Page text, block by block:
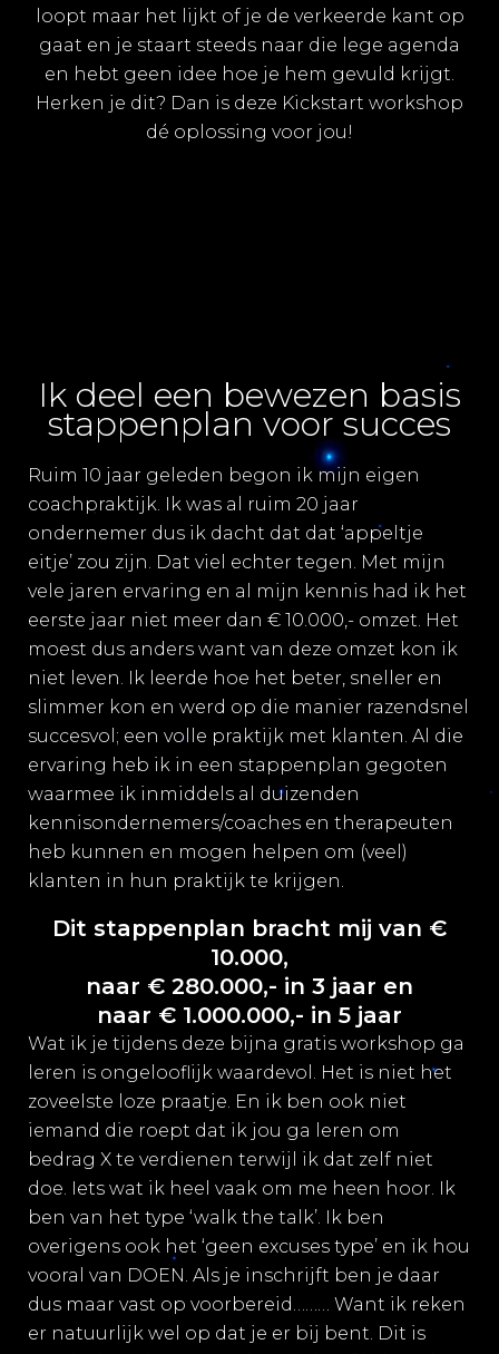
loopt maar het lijkt of je de verkeerde kant op
gaat en je staart steeds naar die lege agenda
en hebt geen idee hoe je hem gevuld krijgt.
Herken je dit? Dan is deze Kickstart workshop
dé oplossing voor jou!
Ik deel een bewezen basis
stappenplan voor succes
Ruim 10 jaar geleden begon ik mijn eigen
coachpraktijk. Ik was al ruim 20 jaar
ondernemer dus ik dacht dat dat ‘appeltje
eitje’ zou zijn. Dat viel echter tegen. Met mijn
vele jaren ervaring en al mijn kennis had ik het
eerste jaar niet meer dan € 10.000,- omzet. Het
moest dus anders want van deze omzet kon ik
niet leven. Ik leerde hoe het beter, sneller en
slimmer kon en werd op die manier razendsnel
succesvol; een volle praktijk met klanten. Al die
ervaring heb ik in een stappenplan gegoten
waarmee ik inmiddels al duizenden
kennisondernemers/coaches en therapeuten
heb kunnen en mogen helpen om (veel)
klanten in hun praktijk te krijgen.
Dit stappenplan bracht mij van €
10.000,
naar € 280.000,- in 3 jaar en
naar € 1.000.000,- in 5 jaar
Wat ik je tijdens deze bijna gratis workshop ga
leren is ongelooflijk waardevol. Het is niet het
zoveelste loze praatje. En ik ben ook niet
iemand die roept dat ik jou ga leren om
bedrag X te verdienen terwijl ik dat zelf niet
doe. Iets wat ik heel vaak om me heen hoor. Ik
ben van het type ‘walk the talk’. Ik ben
overigens ook het ‘geen excuses type’ en ik hou
vooral van DOEN. Als je inschrijft ben je daar
dus maar vast op voorbereid……… Want ik reken
er natuurlijk wel op dat je er bij bent. Dit is